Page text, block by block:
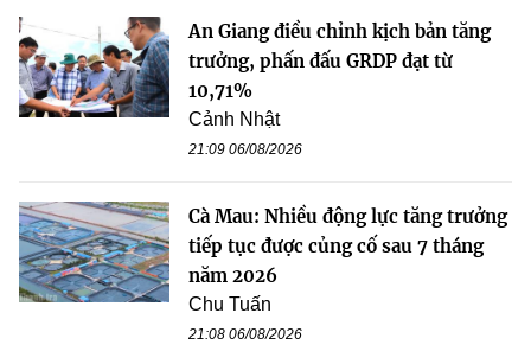
An Giang điều chỉnh kịch bản tăng
trưởng, phấn đấu GRDP đạt từ
10,71%
Cảnh Nhật
21:09 06/08/2026
Cà Mau: Nhiều động lực tăng trưởng
tiếp tục được củng cố sau 7 tháng
năm 2026
Chu Tuấn
21:08 06/08/2026